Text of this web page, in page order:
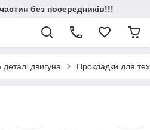
без посередників!!!
деталі двигуна Прокладки для